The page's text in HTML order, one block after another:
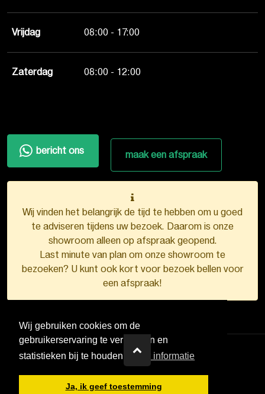
Wij gebruiken cookies om de
gebruikerservaring te verbeteren en
statistieken bij te houden.
Meer informatie
Ja, ik geef toestemming
Vrijdag 08:00 - 17:00
Zaterdag 08:00 - 12:00
bericht ons maak een afspraak
Wij vinden het belangrijk de tijd te hebben om u goed
te adviseren tijdens uw bezoek. Daarom is onze
showroom alleen op afspraak geopend.
Last minute van plan om onze showroom te
bezoeken? U kunt ook kort voor bezoek bellen voor
een afspraak!
Ontwerp en realisatie door